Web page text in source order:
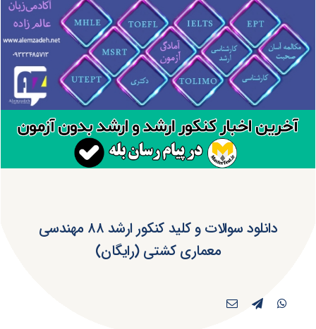
دانلود سوالات و کلید کنکور ارشد ۸۸ مهندسی
معماری کشتی (رایگان)